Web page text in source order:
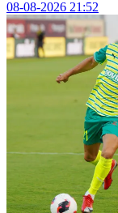
08-08-2026 21:52